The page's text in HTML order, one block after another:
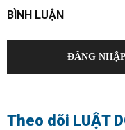
BÌNH LUẬN
ĐĂNG
Theo dõi LUẬT